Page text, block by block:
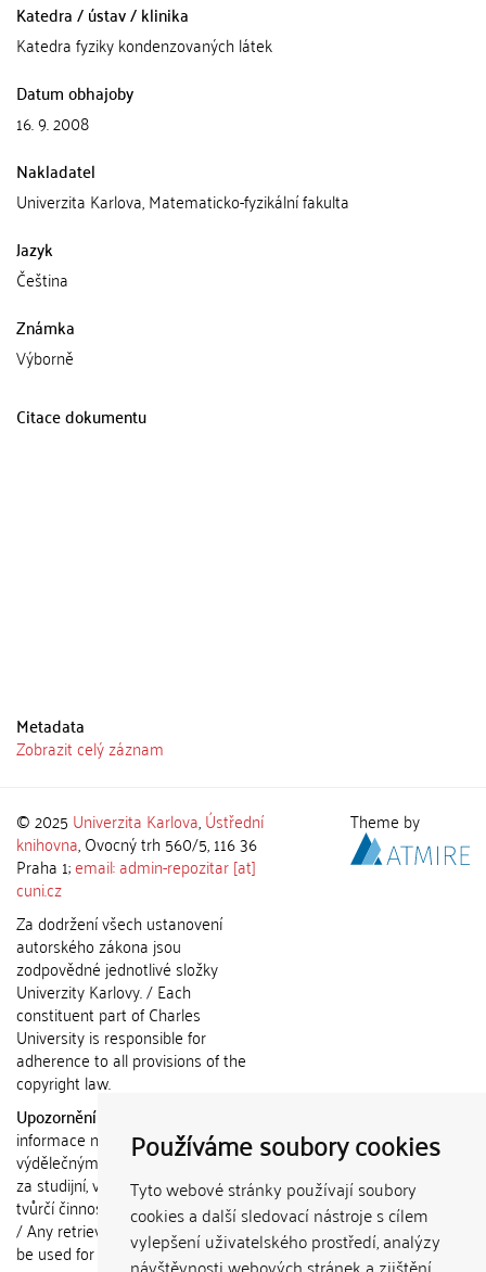
Používáme soubory cookies
Tyto webové stránky používají soubory
cookies a další sledovací nástroje s cílem
vylepšení uživatelského prostředí, analýzy
Katedra / ústav / klinika
Katedra fyziky kondenzovaných látek
Datum obhajoby
16. 9. 2008
Nakladatel
Univerzita Karlova, Matematicko-fyzikální fakulta
Jazyk
Čeština
Známka
Výborně
Citace dokumentu
Metadata
Zobrazit celý záznam
© 2025 Univerzita Karlova,Ústřední
knihovna, Ovocný trh 560/5, 116 36
Praha 1;email: admin-repozitar [at]
cuni.cz
Za dodržení všech ustanovení
autorského zákona jsou
zodpovědné jednotlivé složky
Univerzity Karlovy. / Each
constituent part of Charles
University is responsible for
adherence to all provisions of the
copyright law.
Upozornění / Notice:
informace nemohou být použity k
výdělečným účelům nebo vydávány
za studijní, vědeckou nebo jinou
tvůrčí činnost jiné osoby než autora.
/ Any retrieved information shall not
be used for any commercial
Theme by